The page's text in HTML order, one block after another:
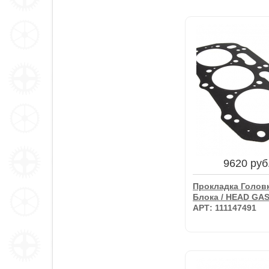
633 руб.
Прокладка
Коллектора /
АРТ: T424422
В корзину
9620
Прокладка
Блока / HEAD
АРТ: 111147491